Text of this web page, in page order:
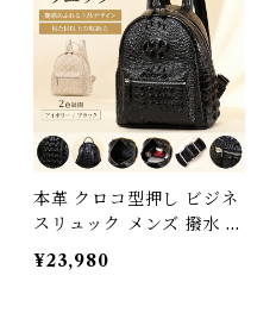
料無料 プレゼント 38001
9
本革 クロコ型押し ビジネ
スリュック メンズ 撥水 A
4 iPad 収納 リュックサッ
ク 牛革 レザー バックパッ
¥23,980